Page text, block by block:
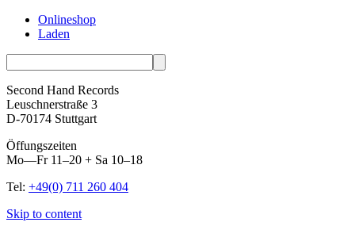
Onlineshop
Laden
Second Hand Records
Leuschnerstraße 3
D-70174 Stuttgart
Öffungszeiten
Mo—Fr 11–20 + Sa 10–18
Tel: +49(0) 711 260 404
Skip to content